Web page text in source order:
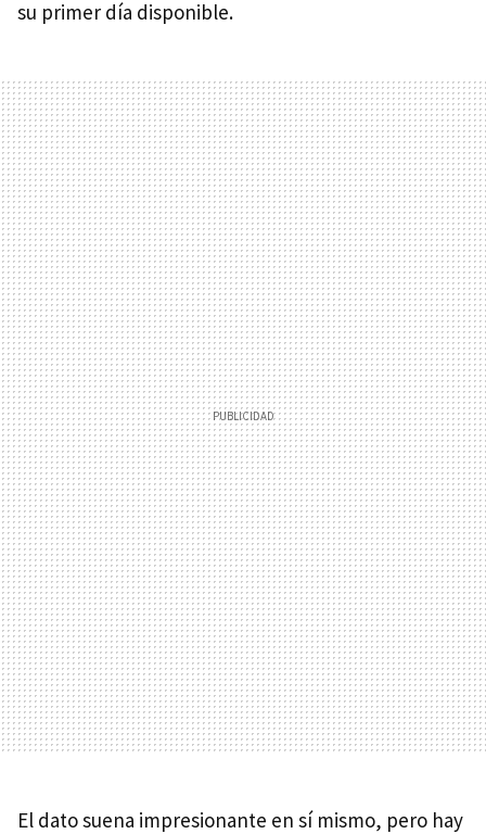
su primer día disponible.
El dato suena impresionante en sí mismo, pero hay